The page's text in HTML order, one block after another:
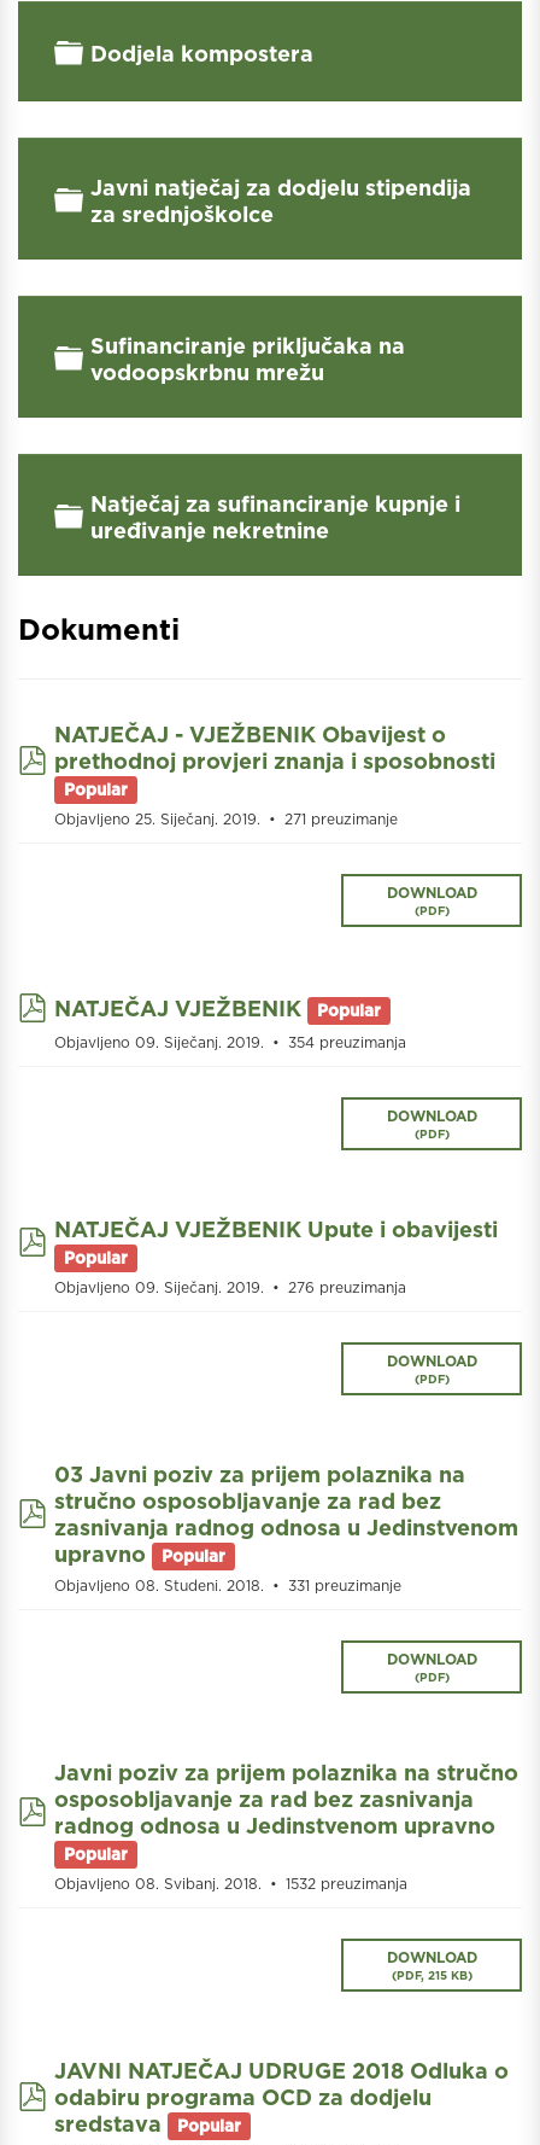
Folder
Dodjela kompostera
Folder
Javni natječaj za dodjelu stipendija
za srednjoškolce
Folder
Sufinanciranje priključaka na
vodoopskrbnu mrežu
Folder
Natječaj za sufinanciranje kupnje i
uređivanje nekretnine
Dokumenti
pdf
NATJEČAJ - VJEŽBENIK Obavijest o
prethodnoj provjeri znanja i sposobnosti
Popular
Objavljeno 25. Siječanj. 2019. 271 preuzimanje
DOWNLOAD
(PDF)
pdf
NATJEČAJ VJEŽBENIK Popular
Objavljeno 09. Siječanj. 2019. 354 preuzimanja
DOWNLOAD
(PDF)
pdf
NATJEČAJ VJEŽBENIK Upute i obavijesti
Popular
Objavljeno 09. Siječanj. 2019. 276 preuzimanja
DOWNLOAD
(PDF)
pdf
03 Javni poziv za prijem polaznika na
stručno osposobljavanje za rad bez
zasnivanja radnog odnosa u Jedinstvenom
upravno
Popular
Objavljeno 08. Studeni. 2018. 331 preuzimanje
DOWNLOAD
(PDF)
pdf
Javni poziv za prijem polaznika na stručno
osposobljavanje za rad bez zasnivanja
radnog odnosa u Jedinstvenom upravno
Popular
Objavljeno 08. Svibanj. 2018. 1532 preuzimanja
DOWNLOAD
(PDF, 215 KB)
pdf
JAVNI NATJEČAJ UDRUGE 2018 Odluka o
odabiru programa OCD za dodjelu
sredstava
Popular